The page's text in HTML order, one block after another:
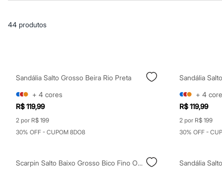
Blusas e Camisetas
Calças
Casacos e Jaquetas
Vestidos
Acessórios
Bolsas
Bonés e Chapéus
Bijoux
Cintos
Óculos
Relógios
Chinelos
44 produtos
Sandália Salto Grosso Beira Rio Preta
+ 4 cores
R$ 119,99
2 por R$ 199
30% OFF - CUPOM 8DO8
Sandália
+ 4
R$ 119,99
2 por R$ 199
30% OFF -
Scarpin Salto Baixo Grosso Bico Fino Oneself Preto
Sandália